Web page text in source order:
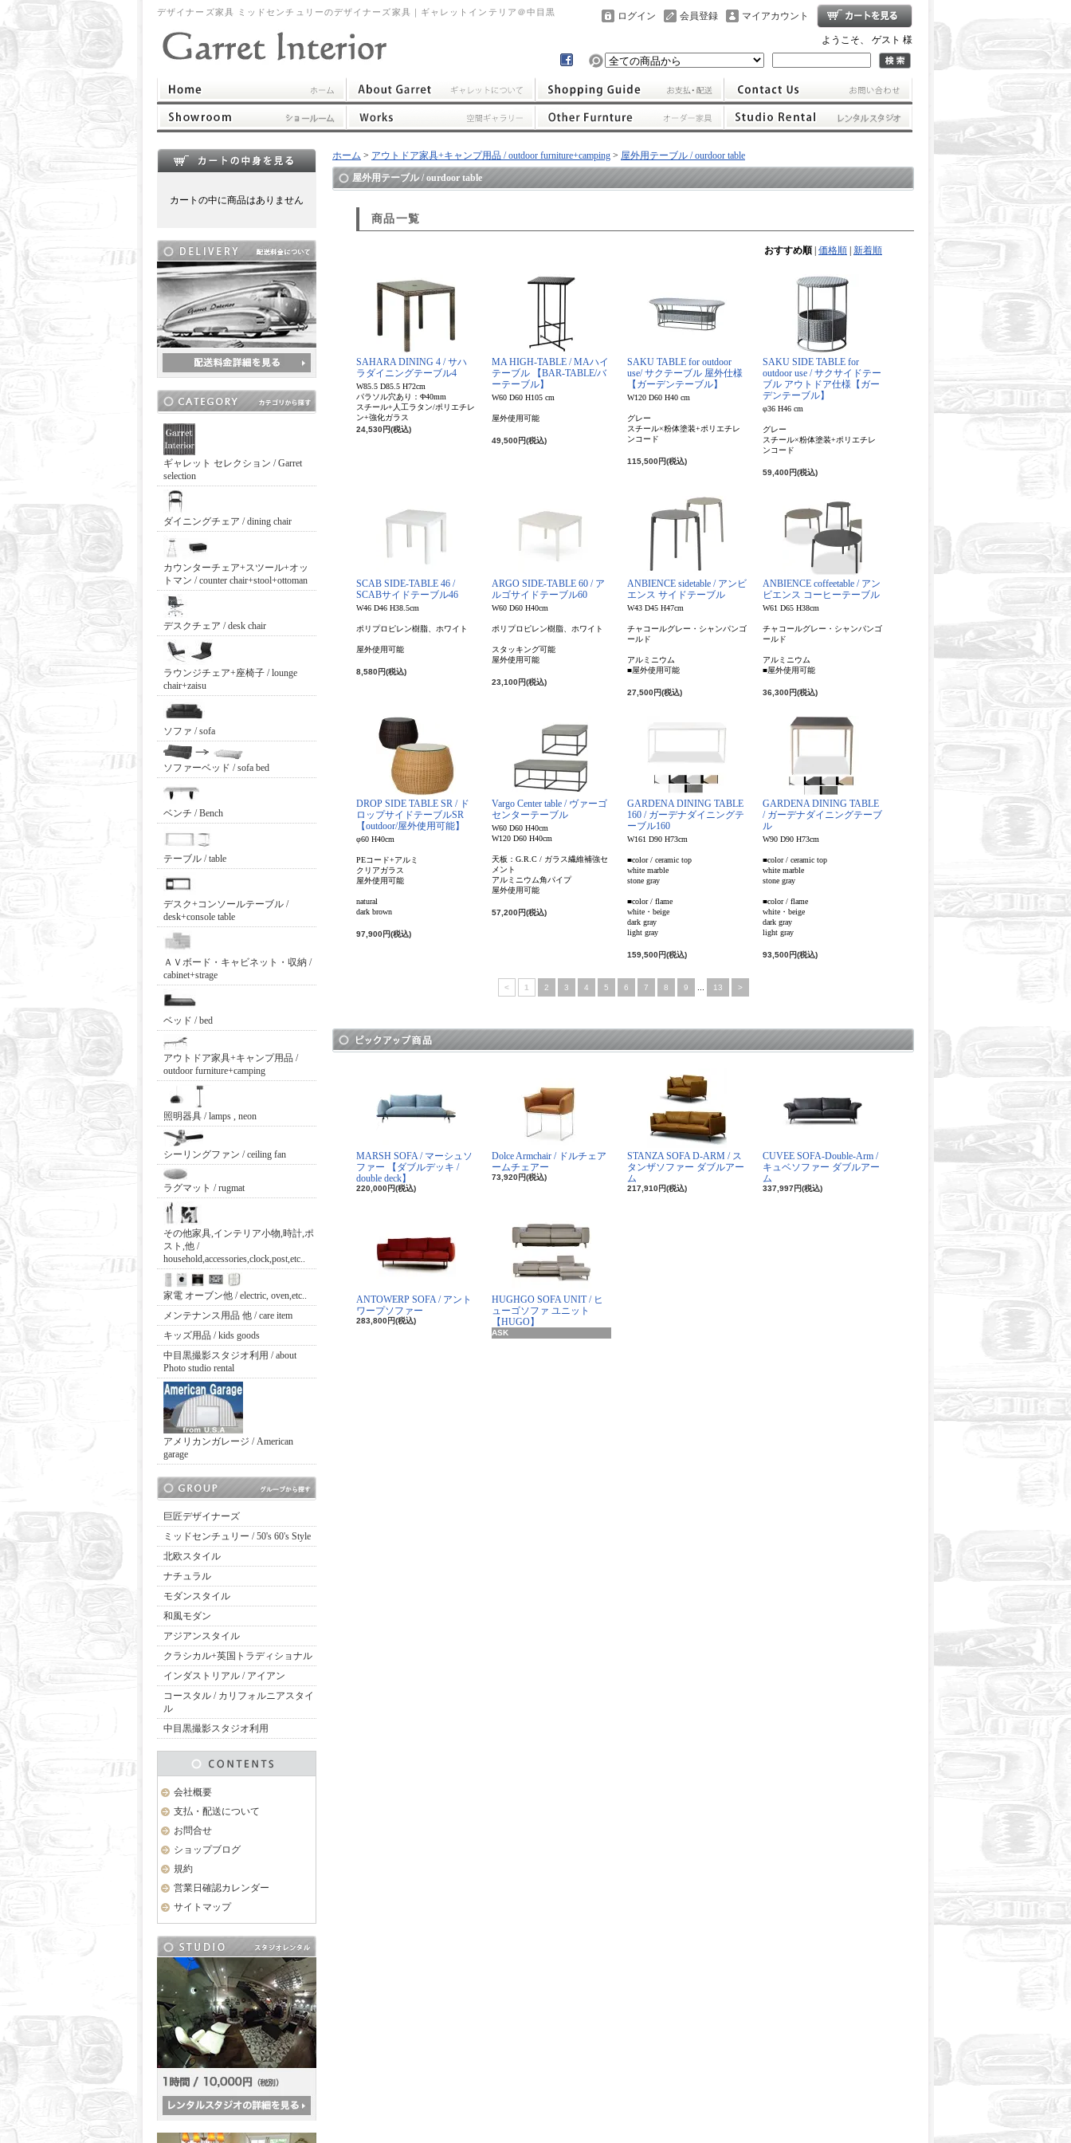
デザイナーズ家具 ミッドセンチュリーのデザイナーズ家具｜ギャレットインテリア＠中目黒 マイアカウント
会員登録
ログイン
ようこそ、 ゲスト 様
カートの中に商品はありません
ギャレット セレクション / Garret
selection
ダイニングチェア / dining chair
カウンターチェア+スツール+オッ
トマン / counter chair+stool+ottoman
デスクチェア / desk chair
ラウンジチェア+座椅子 / lounge
chair+zaisu
ソファ / sofa
ソファーベッド / sofa bed
ベンチ / Bench
テーブル / table
デスク+コンソールテーブル /
desk+console table
ＡＶボード・キャビネット・収納 /
cabinet+strage
ベッド / bed
アウトドア家具+キャンプ用品 /
outdoor furniture+camping
照明器具 / lamps , neon
シーリングファン / ceiling fan
ラグマット / rugmat
その他家具,インテリア小物,時計,ポ
スト,他 /
household,accessories,clock,post,etc..
家電 オーブン他 / electric, oven,etc..
メンテナンス用品 他 / care item
キッズ用品 / kids goods
中目黒撮影スタジオ利用 / about
Photo studio rental
アメリカンガレージ / American
garage
巨匠デザイナーズ
ミッドセンチュリー / 50's 60's Style
北欧スタイル
ナチュラル
モダンスタイル
和風モダン
アジアンスタイル
クラシカル+英国トラディショナル
インダストリアル / アイアン
コースタル / カリフォルニアスタイ
ル
中目黒撮影スタジオ利用
会社概要
支払・配送について
お問合せ
ショップブログ
規約
営業日確認カレンダー
サイトマップ
ホーム > アウトドア家具+キャンプ用品 / outdoor furniture+camping > 屋外用テーブル / ourdoor table
屋外用テーブル / ourdoor table
商品一覧
おすすめ順 価格順 新着順
SAHARA DINING 4 / サハ
ラダイニングテーブル4
W85.5 D85.5 H72cm
パラソル穴あり：Φ40mm
スチール+人工ラタン/ポリエチレ
ン+強化ガラス
24,530円(税込)
MA HIGH-TABLE / MAハイ
テーブル 【BAR-TABLE/バ
ーテーブル】
W60 D60 H105 cm
屋外使用可能
49,500円(税込)
SAKU TABLE for outdoor
use/ サクテーブル 屋外仕様
【ガーデンテーブル】
W120 D60 H40 cm
グレー
スチール×粉体塗装+ポリエチレ
ンコード
115,500円(税込)
SAKU SIDE TABLE for
outdoor use / サクサイドテー
ブル アウトドア仕様【ガー
デンテーブル】
φ36 H46 cm
グレー
スチール×粉体塗装+ポリエチレ
ンコード
59,400円(税込)
SCAB SIDE-TABLE 46 /
SCABサイドテーブル46
W46 D46 H38.5cm
ポリプロピレン樹脂、ホワイト
屋外使用可能
8,580円(税込)
ARGO SIDE-TABLE 60 / ア
ルゴサイドテーブル60
W60 D60 H40cm
ポリプロピレン樹脂、ホワイト
スタッキング可能
屋外使用可能
23,100円(税込)
ANBIENCE sidetable / アンビ
エンス サイドテーブル
W43 D45 H47cm
チャコールグレー・シャンパンゴ
ールド
アルミニウム
■屋外使用可能
27,500円(税込)
ANBIENCE coffeetable / アン
ビエンス コーヒーテーブル
W61 D65 H38cm
チャコールグレー・シャンパンゴ
ールド
アルミニウム
■屋外使用可能
36,300円(税込)
DROP SIDE TABLE SR / ド
ロップサイドテーブルSR
【outdoor/屋外使用可能】
φ60 H40cm
PEコード+アルミ
クリアガラス
屋外使用可能
natural
dark brown
97,900円(税込)
Vargo Center table / ヴァーゴ
センターテーブル
W60 D60 H40cm
W120 D60 H40cm
天板：G.R.C / ガラス繊維補強セ
メント
アルミニウム角パイプ
屋外使用可能
57,200円(税込)
GARDENA DINING TABLE
160 / ガーデナダイニングテ
ーブル160
W161 D90 H73cm
■color / ceramic top
white marble
stone gray
■color / flame
white・beige
dark gray
light gray
159,500円(税込)
GARDENA DINING TABLE
/ ガーデナダイニングテーブ
ル
W90 D90 H73cm
■color / ceramic top
white marble
stone gray
■color / flame
white・beige
dark gray
light gray
93,500円(税込)
< 1 2 3 4 5 6 7 8 9 13 >
MARSH SOFA / マーシュソ
ファー 【ダブルデッキ /
double deck】
220,000円(税込)
Dolce Armchair / ドルチェア
ームチェアー
73,920円(税込)
STANZA SOFA D-ARM / ス
タンザソファー ダブルアー
ム
217,910円(税込)
CUVEE SOFA-Double-Arm /
キュベソファー ダブルアー
ム
337,997円(税込)
ANTOWERP SOFA / アント
ワープソファー
283,800円(税込)
HUGHGO SOFA UNIT / ヒ
ューゴソファ ユニット
【HUGO】
ASK